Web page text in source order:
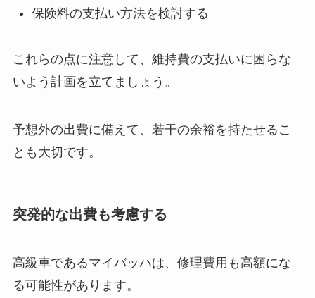
保険料の支払い方法を検討する
これらの点に注意して、維持費の支払いに困らな
いよう計画を立てましょう。
予想外の出費に備えて、若干の余裕を持たせるこ
とも大切です。
突発的な出費も考慮する
高級車であるマイバッハは、修理費用も高額にな
る可能性があります。